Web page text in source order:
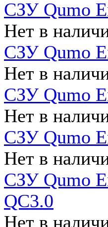
СЗУ Qumo
Нет в
СЗУ Qumo
Нет в
СЗУ Qumo
Нет в
СЗУ Qumo
Нет в
СЗУ Qumo
QC3.0
Нет в